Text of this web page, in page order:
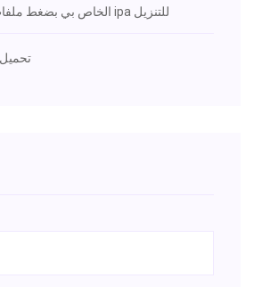
يحتفظ جهاز iphon الخاص بي بضغط ملفات ipa للتنزيل